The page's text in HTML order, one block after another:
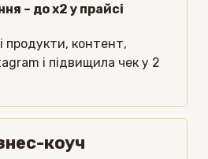
– до х2 у прайсі
продукти, контент,
і підвищила чек у 2
коуч